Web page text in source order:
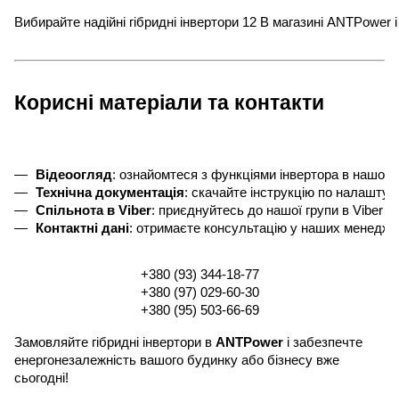
Вибирайте надійні гібридні інвертори 12 В магазині
Корисні матеріали та контакти
Відеоогляд: ознайомтеся з функціями інвертора в
Технічна документація: скачайте інструкцію по
Спільнота в Viber: приєднуйтесь до нашої групи в Viber
Контактні дані: отримаєте консультацію у наших
+380 (93) 344-18-77
+380 (97) 029-60-30
+380 (95) 503-66-69
Замовляйте гібридні інвертори в ANTPower і забезпечте
енергонезалежність вашого будинку або бізнесу вже
сьогодні!